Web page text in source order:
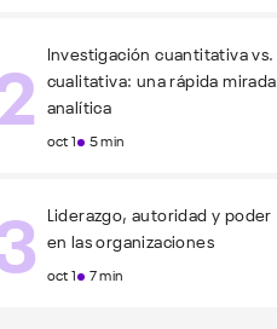
Investigación cuantitativa vs.
cualitativa: una rápida mirada
analítica
oct 1 5 min
Liderazgo, autoridad y poder
en las organizaciones
oct 1 7 min